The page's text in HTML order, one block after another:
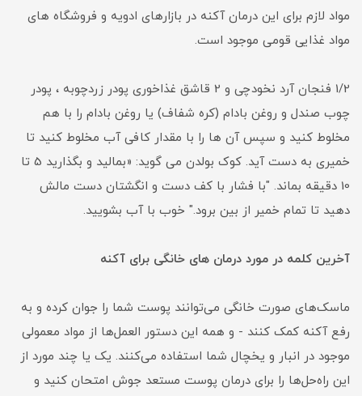
مواد لازم برای این درمان آکنه در بازارهای ادویه و فروشگاه های
مواد غذایی قومی موجود است.
1/2 فنجان آرد نخودچی و 2 قاشق غذاخوری پودر زردچوبه ، پودر
چوب صندل و روغن بادام (کره شفاف) یا روغن بادام را با هم
مخلوط کنید و سپس آن ها را با مقدار کافی آب مخلوط کنید تا
خمیری به دست آید. کوک بولدن می گوید: «بمالید و بگذارید 5 تا
10 دقیقه بماند. "با فشار با کف دست و انگشتان دست مالش
دهید تا تمام خمیر از بین برود." خوب با آب بشویید.
آخرین کلمه در مورد درمان های خانگی برای آکنه
ماسک‌های صورت خانگی می‌توانند پوست شما را جوان کرده و به
رفع آکنه کمک کنند - و همه این دستور العمل‌ها از مواد معمولی
موجود در انبار و یخچال شما استفاده می‌کنند. یک یا چند مورد از
این راه‌حل‌ها را برای درمان پوست مستعد جوش امتحان کنید و